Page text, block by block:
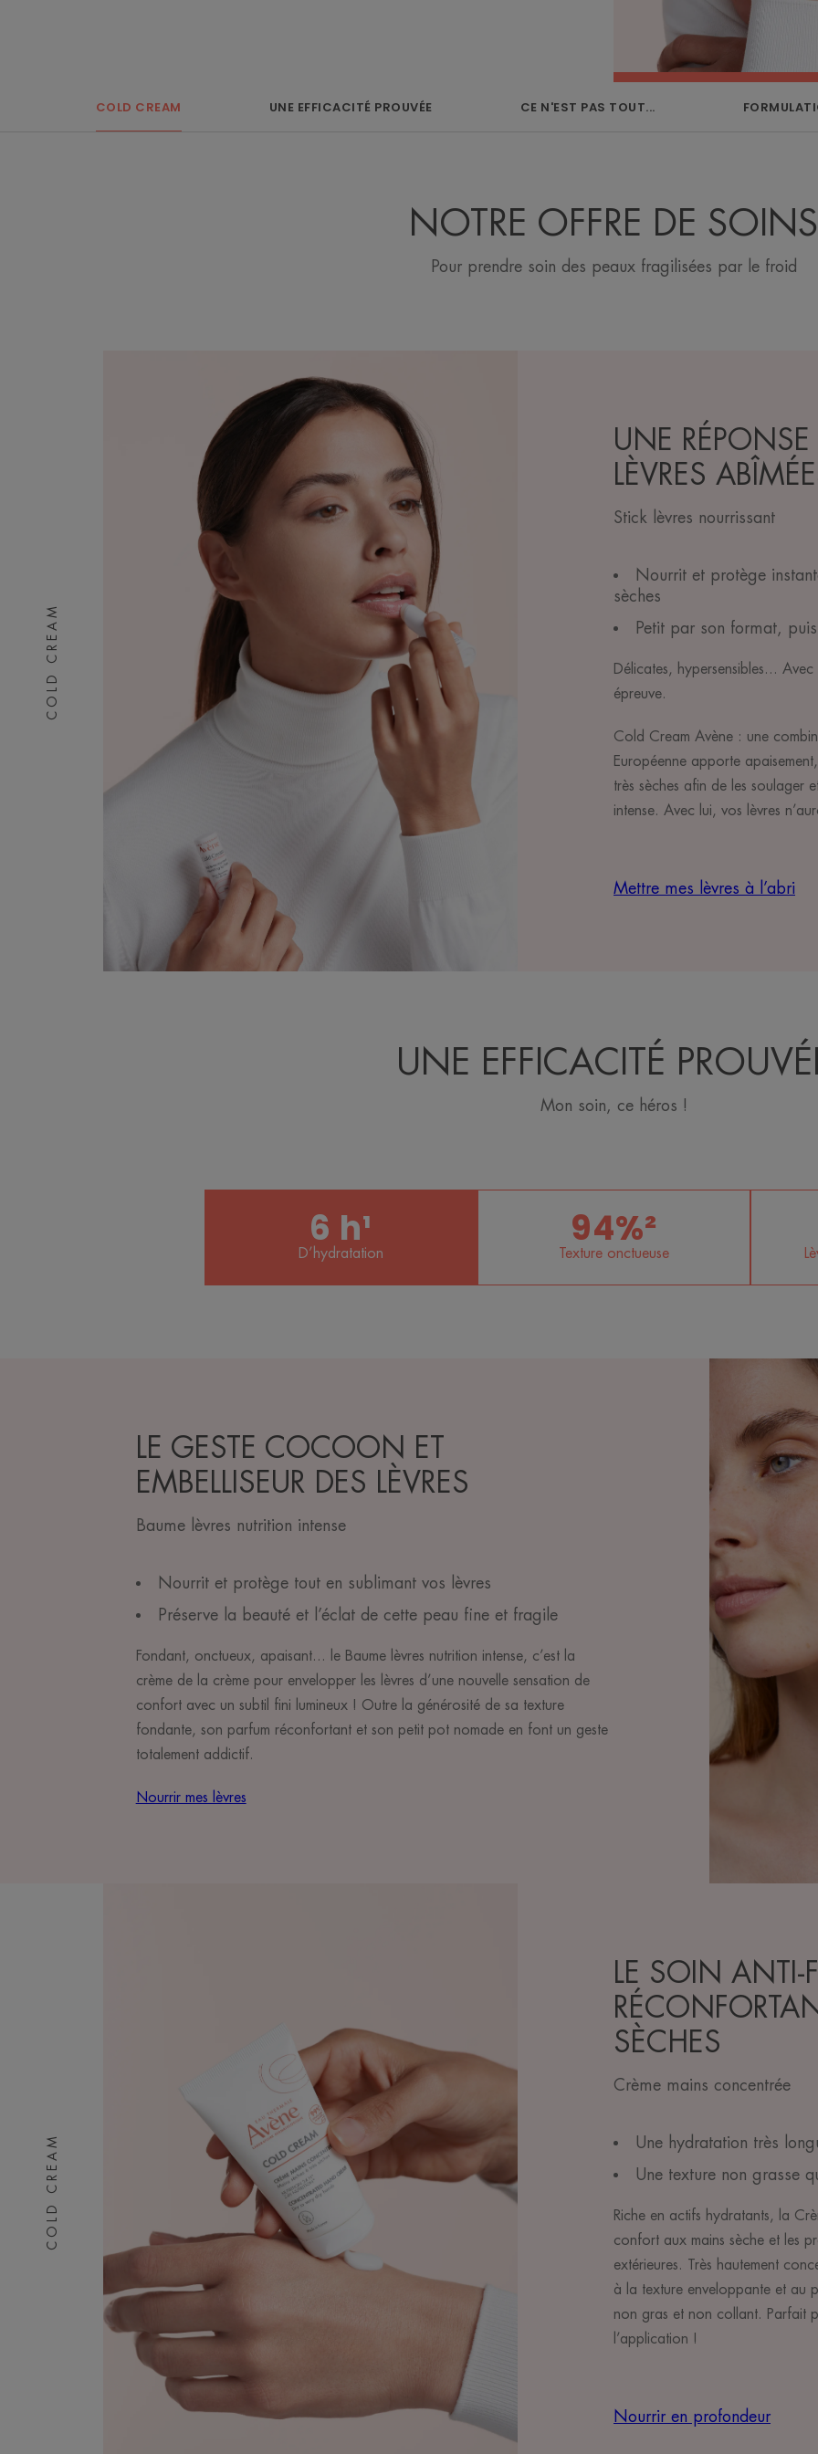
COLD CREAM UNE EFFICACITÉ PROUVÉE CE N'EST PAS TOUT...
NOTRE OFFRE DE SOINS
Pour prendre soin des peaux fragilisées par le froid
COLD CREAM
UNE RÉPONSE
LÈVRES
Stick lèvres nourrissant
Nourrit et protège
sèches
Petit par son format,
Délicates, hypersensibles...
épreuve.
Cold Cream Avène : une
Européenne apporte
très sèches afin de les soulager
intense. Avec lui, vos lèvres
Mettre mes lèvres à l’abri
UNE EFFICACITÉ
Mon soin, ce héros !
6 h¹
D’hydratation
94%²
Texture onctueuse
LE GESTE COCOON ET
EMBELLISEUR DES LÈVRES
Baume lèvres nutrition intense
Nourrit et protège tout en sublimant vos lèvres
Préserve la beauté et l’éclat de cette peau fine et fragile
Fondant, onctueux, apaisant... le Baume lèvres nutrition intense, c’est la
crème de la crème pour envelopper les lèvres d’une nouvelle sensation de
confort avec un subtil fini lumineux ! Outre la générosité de sa texture
fondante, son parfum réconfortant et son petit pot nomade en font un geste
totalement addictif.
Nourrir mes lèvres
COLD CREAM
LE SOIN ANTI-
SÈCHES
Crème mains concentrée
Une hydratation très
Une texture non grasse
Riche en actifs hydratants, la
confort aux mains sèche et les
extérieures. Très hautement
à la texture enveloppante et au
non gras et non collant. Parfait
l’application !
Nourrir en profondeur